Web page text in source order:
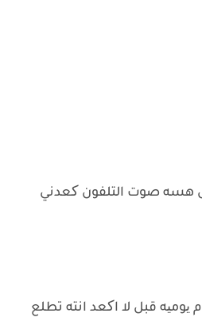
هسه صوت التلفون کعدني
قبل لا اکعد انته تطلع